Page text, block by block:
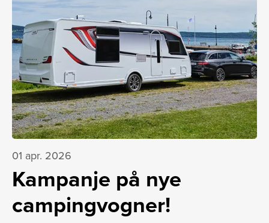
01 apr. 2026
Kampanje på nye
campingvogner!